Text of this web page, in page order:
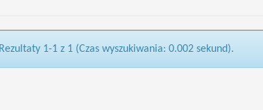
Rezultaty 1-1 z 1 (Czas wyszukiwania: 0.002 sekund).